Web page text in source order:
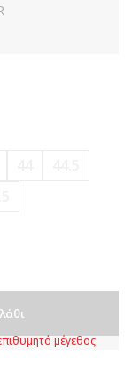
μέγεθος